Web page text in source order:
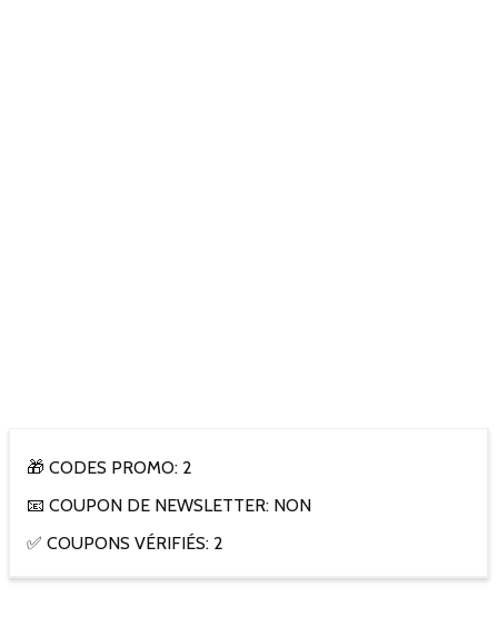
🎁 CODES PROMO: 2
📧 COUPON DE NEWSLETTER: NON
✅ COUPONS VÉRIFIÉS: 2